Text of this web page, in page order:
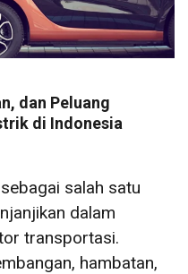
dan Peluang
di Indonesia
salah satu
dalam
transportasi.
hambatan,